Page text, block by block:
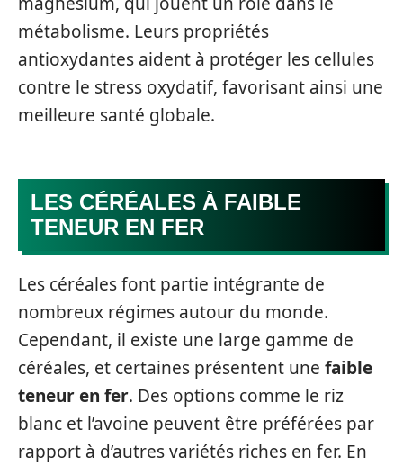
métabolisme. Leurs propriétés
antioxydantes aident à protéger les cellules
contre le stress oxydatif, favorisant ainsi une
meilleure santé globale.
LES CÉRÉALES À FAIBLE
TENEUR EN FER
Les céréales font partie intégrante de
nombreux régimes autour du monde.
Cependant, il existe une large gamme de
céréales, et certaines présentent une faible
teneur en fer. Des options comme le riz
blanc et l’avoine peuvent être préférées par
rapport à d’autres variétés riches en fer. En